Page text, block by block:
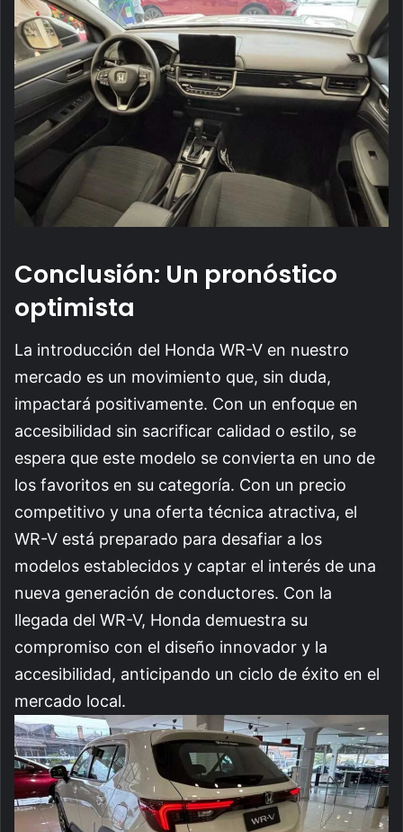
Conclusión: Un pronóstico
optimista
La introducción del Honda WR-V en nuestro
mercado es un movimiento que, sin duda,
impactará positivamente. Con un enfoque en
accesibilidad sin sacrificar calidad o estilo, se
espera que este modelo se convierta en uno de
los favoritos en su categoría. Con un precio
competitivo y una oferta técnica atractiva, el
WR-V está preparado para desafiar a los
modelos establecidos y captar el interés de una
nueva generación de conductores. Con la
llegada del WR-V, Honda demuestra su
compromiso con el diseño innovador y la
accesibilidad, anticipando un ciclo de éxito en el
mercado local.